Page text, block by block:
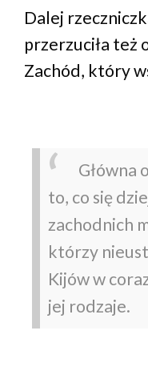
Dalej
przerzuciła też
Zachód, który
Główna
to, co się
zachodnich
którzy
Kijów w
jej rodzaje.